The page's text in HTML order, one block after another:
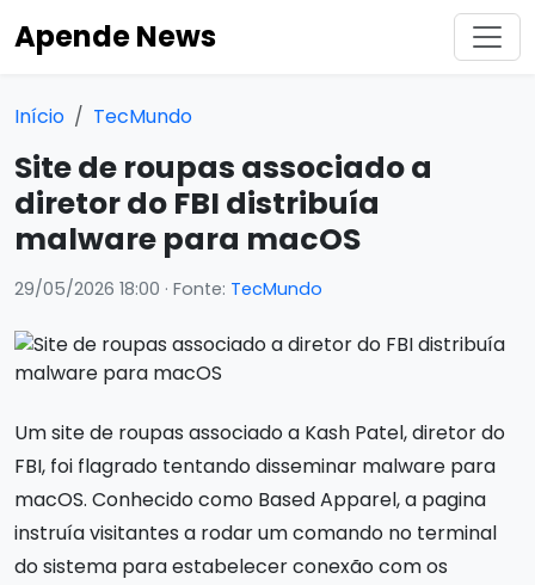
Apende News
Início TecMundo
Site de roupas associado a
diretor do FBI distribuía
malware para macOS
29/05/2026 18:00 · Fonte: TecMundo
Um site de roupas associado a Kash Patel, diretor do
FBI, foi flagrado tentando disseminar malware para
macOS. Conhecido como Based Apparel, a pagina
instruía visitantes a rodar um comando no terminal
do sistema para estabelecer conexão com os